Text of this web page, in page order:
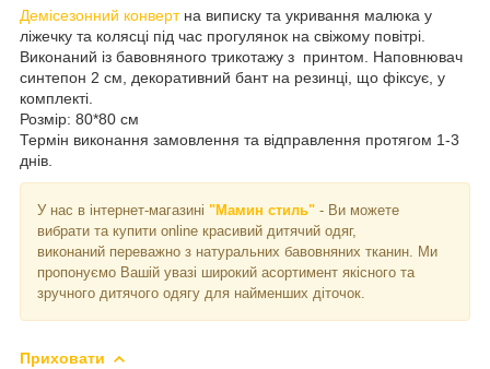
Демісезонний конвертна виписку та укривання малюка у
ліжечку та колясці під час прогулянок на свіжому повітрі.
Виконаний із бавовняного трикотажу з принтом. Наповнювач
синтепон 2 см, декоративний бант на резинці, що фіксує, у
комплекті.
Розмір: 80*80 см
Термін виконання замовлення та відправлення протягом 1-3
днів.
У нас в інтернет-магазині "Мамин стиль" - Ви можете
вибрати та купити online красивий дитячий одяг,
виконаний переважно з натуральних бавовняних тканин. Ми
пропонуємо Вашій увазі широкий асортимент якісного та
зручного дитячого одягу для найменших діточок.
Приховати